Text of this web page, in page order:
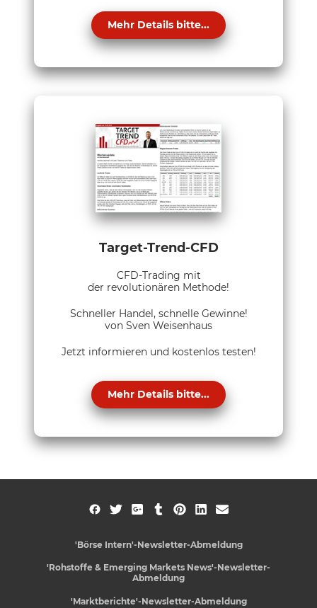
Mehr Details bitte...
Target-Trend-CFD
CFD-Trading mit
der revolutionären Methode!
Schneller Handel, schnelle Gewinne!
von Sven Weisenhaus
Jetzt informieren und kostenlos testen!
Mehr Details bitte...
'Börse Intern'-Newsletter-Abmeldung
'Rohstoffe & Emerging Markets News'-Newsletter-
Abmeldung
'Marktberichte'-Newsletter-Abmeldung